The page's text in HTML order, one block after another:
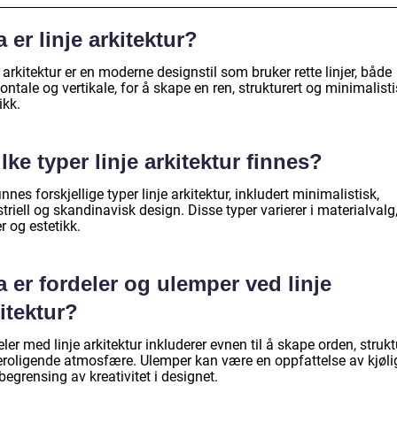
er linje arkitektur?
er en moderne designstil som bruker rette linjer, både
og vertikale, for å skape en ren, strukturert og
typer linje arkitektur finnes?
forskjellige typer linje arkitektur, inkludert minimalistisk,
og skandinavisk design. Disse typer varierer i materialvalg,
og estetikk.
er fordeler og ulemper ved linje
med linje arkitektur inkluderer evnen til å skape orden,
atmosfære. Ulemper kan være en oppfattelse av
av kreativitet i designet.